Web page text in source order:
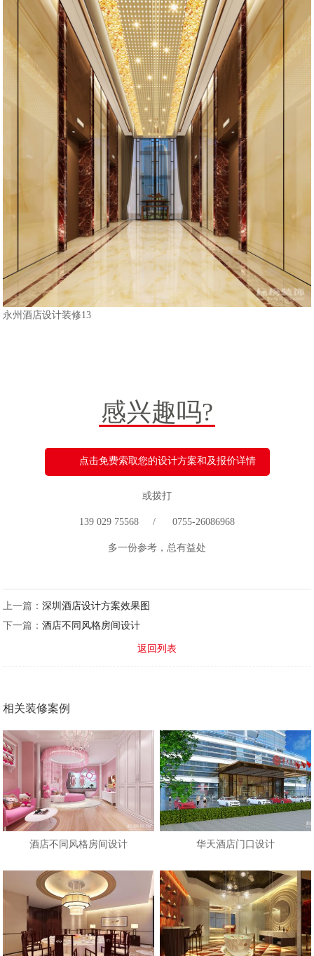
永州酒店设计装修13
感兴趣吗?
点击免费索取您的设计方案和及报价详情
或拨打
139 029 75568 / 0755-26086968
多一份参考，总有益处
上一篇：深圳酒店设计方案效果图
下一篇：酒店不同风格房间设计
返回列表
相关装修案例
酒店不同风格房间设计 华天酒店门口设计